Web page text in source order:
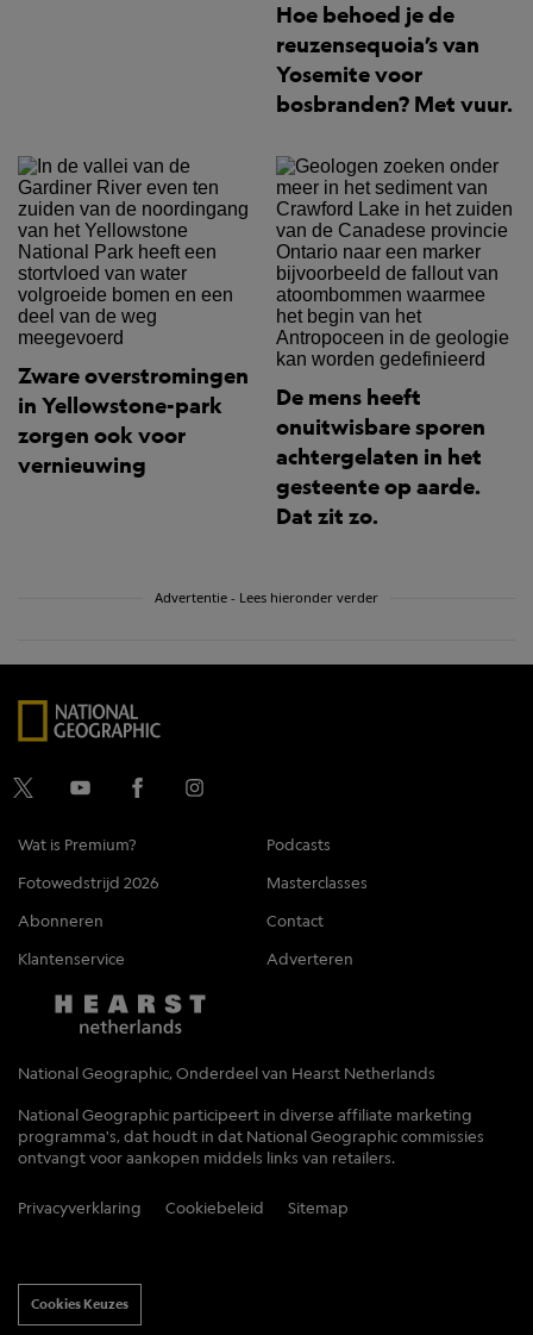
Hoe behoed je de
reuzensequoia’s van
Yosemite voor
bosbranden? Met vuur.
Zware overstromingen
in Yellowstone-park
zorgen ook voor
vernieuwing
De mens heeft
onuitwisbare sporen
achtergelaten in het
gesteente op aarde.
Dat zit zo.
Advertentie - Lees hieronder verder
Wat is Premium?
Podcasts
Fotowedstrijd 2026
Masterclasses
Abonneren
Contact
Klantenservice
Adverteren
National Geographic, Onderdeel van Hearst Netherlands
National Geographic participeert in diverse affiliate marketing
programma's, dat houdt in dat National Geographic commissies
ontvangt voor aankopen middels links van retailers.
Privacyverklaring Cookiebeleid Sitemap
Cookies Keuzes